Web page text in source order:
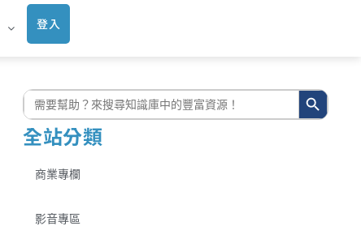
登入
搜
尋:
搜尋按鈕
全站分類
商業專欄
影音專區